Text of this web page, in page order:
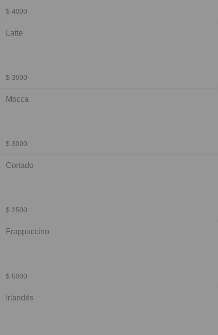
$ 4000
Latte
$ 3000
Mocca
$ 3000
Cortado
$ 2500
Frappuccino
$ 5000
Irlandés